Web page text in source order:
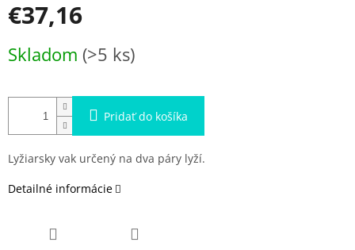
€37,16
cena:
Skladom (>5 ks)
Pridať do košíka
Lyžiarsky vak určený na dva páry lyží.
Detailné informácie